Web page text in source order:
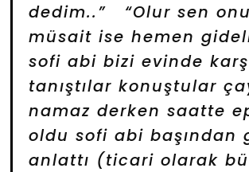
dedim..”
“Olur sen
müsait ise hemen
sofi abi bizi evinde
tanıştılar konuştular
namaz derken saatte
oldu sofi abi başından
anlattı (ticari olarak